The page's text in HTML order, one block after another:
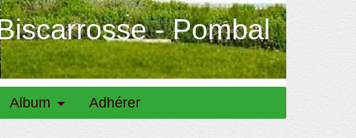
- Pombal
Album Adhérer